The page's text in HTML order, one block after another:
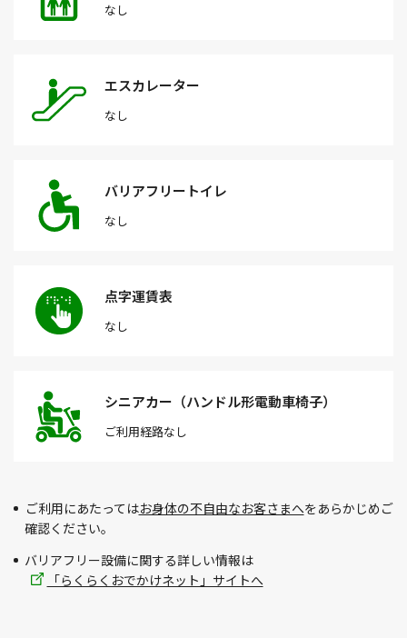
なし
エスカレーター
なし
バリアフリートイレ
なし
点字運賃表
なし
シニアカー（ハンドル形電動車椅子）
ご利用経路なし
ご利用にあたってはお身体の不自由なお客さまへをあらかじめご
確認ください。
バリアフリー設備に関する詳しい情報は
「らくらくおでかけネット」サイトへ